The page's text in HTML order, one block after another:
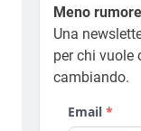
Meno
Una
per chi vuole
cambiando.